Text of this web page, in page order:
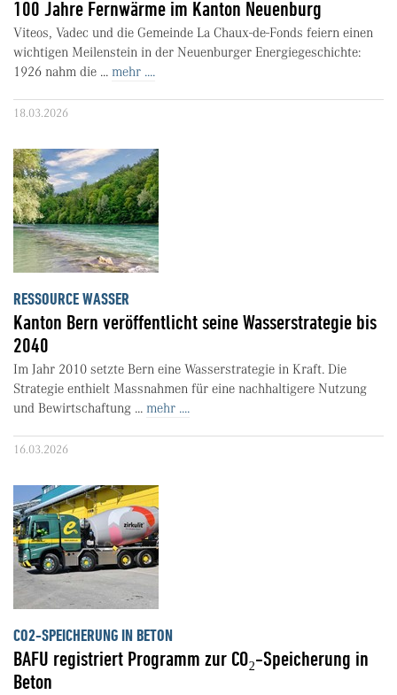
100 Jahre Fernwärme im Kanton Neuenburg
Viteos, Vadec und die Gemeinde La Chaux-de-Fonds feiern einen
wichtigen Meilenstein in der Neuenburger Energiegeschichte:
1926 nahm die ... mehr ....
18.03.2026
RESSOURCE WASSER
Kanton Bern veröffentlicht seine Wasserstrategie bis
2040
Im Jahr 2010 setzte Bern eine Wasserstrategie in Kraft. Die
Strategie enthielt Massnahmen für eine nachhaltigere Nutzung
und Bewirtschaftung ... mehr ....
16.03.2026
CO2-SPEICHERUNG IN BETON
BAFU registriert Programm zur CO₂-Speicherung in
Beton